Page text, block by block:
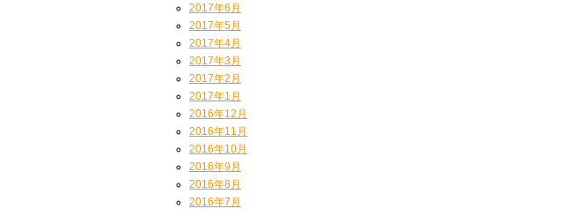
2017年6月
2017年5月
2017年4月
2017年3月
2017年2月
2017年1月
2016年12月
2016年11月
2016年10月
2016年9月
2016年8月
2016年7月